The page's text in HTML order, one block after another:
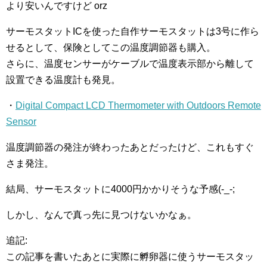
より安いんですけど orz
サーモスタットICを使った自作サーモスタットは3号に作ら
せるとして、保険としてこの温度調節器も購入。
さらに、温度センサーがケーブルで温度表示部から離して
設置できる温度計も発見。
・ Digital Compact LCD Thermometer with Outdoors Remote
Sensor
温度調節器の発注が終わったあとだったけど、これもすぐ
さま発注。
結局、サーモスタットに4000円かかりそうな予感(-_-;
しかし、なんで真っ先に見つけないかなぁ。
追記:
この記事を書いたあとに実際に孵卵器に使うサーモスタッ